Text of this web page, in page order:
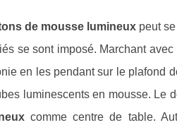
de mousse lumineuxpeut se
se sont imposé. Marchant
en les pendant sur le plafond
luminescents en mousse.
comme centre de table.